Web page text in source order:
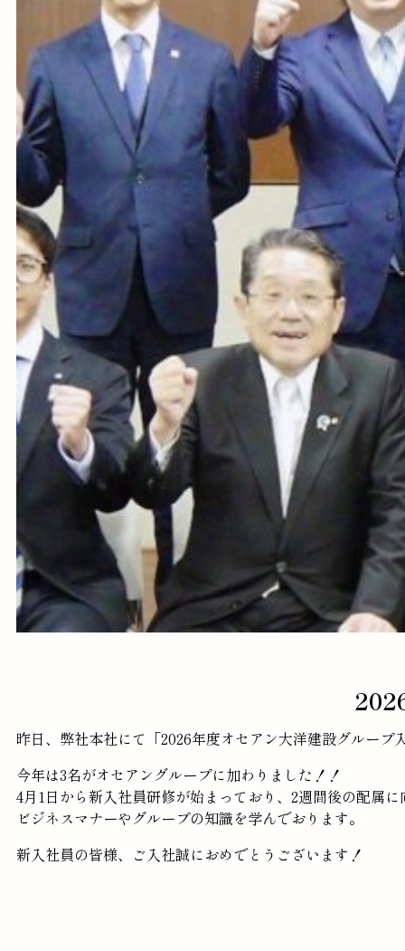
昨日、弊社本社にて「2026年度オセアン大洋建設グループ
今年は3名がオセアングループに加わりました！！
4月1日から新入社員研修が始まっており、2週間後の配属に
ビジネスマナーやグループの知識を学んでおります。
新入社員の皆様、ご入社誠におめでとうございます！